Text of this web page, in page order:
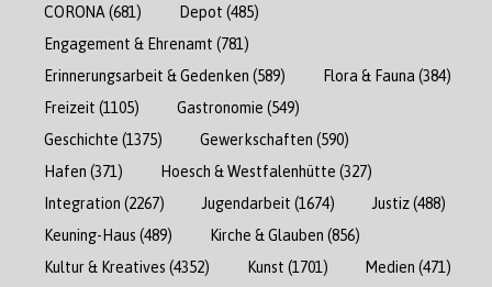
CORONA (681) Depot (485)
Engagement & Ehrenamt (781)
Erinnerungsarbeit & Gedenken (589) Flora & Fauna (384)
Freizeit (1105) Gastronomie (549)
Geschichte (1375) Gewerkschaften (590)
Hafen (371) Hoesch & Westfalenhütte (327)
Integration (2267) Jugendarbeit (1674) Justiz(488)
Keuning-Haus (489) Kirche & Glauben (856)
Kultur & Kreatives (4352) Kunst (1701) Medien (471)